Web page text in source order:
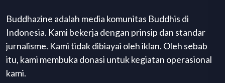
Buddhazine adalah media komunitas Buddhis di
Indonesia. Kami bekerja dengan prinsip dan standar
jurnalisme. Kami tidak dibiayai oleh iklan. Oleh sebab
itu, kami membuka donasi untuk kegiatan operasional
kami.